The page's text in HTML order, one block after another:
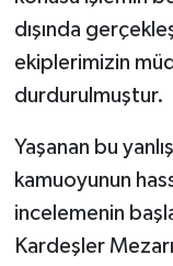
dışında
ekiplerimizin
durdurulmuştur.
Yaşanan bu
kamuoyunun
incelemenin
Kardeşler